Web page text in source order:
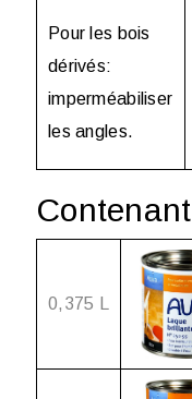
Pour les bois
dérivés:
imperméabiliser
les angles.
Contenant
0,375 L